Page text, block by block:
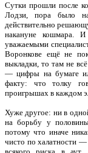
Сутки прошли после
Лодзи, пора было
действительно
накануне кошмара.
уважаемыми
Воронкове ещё не
выкладки, то там не
— цифры на бумаге
факту: что толку
проигрышах в каждом
Хуже другое: ни в
на борьбу у
потому что иначе
чисто по халатности —